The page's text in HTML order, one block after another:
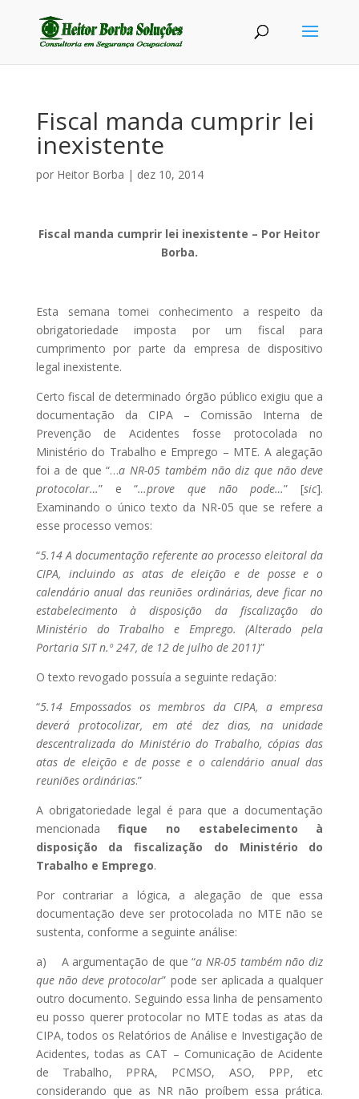
Fiscal manda cumprir lei
inexistente
por Heitor Borba | dez 10, 2014
Fiscal manda cumprir lei inexistente – Por Heitor
Borba.
Esta semana tomei conhecimento a respeito da
obrigatoriedade imposta por um fiscal para
cumprimento por parte da empresa de dispositivo
legal inexistente.
Certo fiscal de determinado órgão público exigiu que a
documentação da CIPA – Comissão Interna de
Prevenção de Acidentes fosse protocolada no
Ministério do Trabalho e Emprego – MTE. A alegação
foi a de que “…a NR-05 também não diz que não deve
protocolar…” e “…prove que não pode…” [sic].
Examinando o único texto da NR-05 que se refere a
esse processo vemos:
“5.14 A documentação referente ao processo eleitoral da
CIPA, incluindo as atas de eleição e de posse e o
calendário anual das reuniões ordinárias, deve ficar no
estabelecimento à disposição da fiscalização do
Ministério do Trabalho e Emprego. (Alterado pela
Portaria SIT n.º 247, de 12 de julho de 2011)”
O texto revogado possuía a seguinte redação:
“5.14 Empossados os membros da CIPA, a empresa
deverá protocolizar, em até dez dias, na unidade
descentralizada do Ministério do Trabalho, cópias das
atas de eleição e de posse e o calendário anual das
reuniões ordinárias.”
A obrigatoriedade legal é para que a documentação
mencionadafique no estabelecimento à
disposição da fiscalização do Ministério do
Trabalho e Emprego.
Por contrariar a lógica, a alegação de que essa
documentação deve ser protocolada no MTE não se
sustenta, conforme a seguinte análise:
a) A argumentação de que “a NR-05 também não diz
que não deve protocolar” pode ser aplicada a qualquer
outro documento. Seguindo essa linha de pensamento
eu posso querer protocolar no MTE todas as atas da
CIPA, todos os Relatórios de Análise e Investigação de
Acidentes, todas as CAT – Comunicação de Acidente
de Trabalho, PPRA, PCMSO, ASO, PPP, etc
considerando que as NR não proíbem essa prática.